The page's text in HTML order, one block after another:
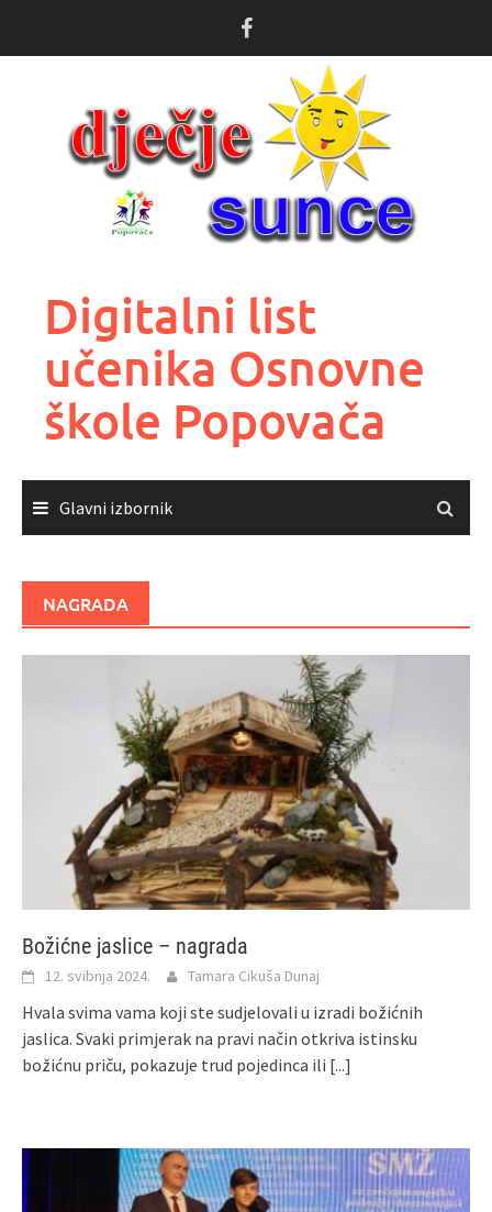
Digitalni list
učenika Osnovne
škole Popovača
Glavni izbornik
NAGRADA
Božićne jaslice – nagrada
12. svibnja 2024. Tamara Cikuša Dunaj
Hvala svima vama koji ste sudjelovali u izradi božićnih
jaslica. Svaki primjerak na pravi način otkriva istinsku
božićnu priču, pokazuje trud pojedinca ili [...]